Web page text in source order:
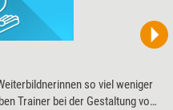
so viel weniger
Trainer bei der Gestaltung von